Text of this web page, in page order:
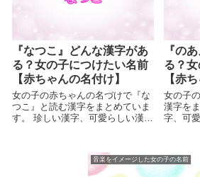
『なつこ』どんな漢字があ
る？女の子につけたい名前
【赤ちゃんの名付け】
女の子の赤ちゃんの名づけで『な
つこ』と読む漢字をまとめていま
す。 珍しい漢字、可愛らしい漢
『の
る？
【赤
女の子
漢字をま
字、可
音楽をイメージした女の子の名前